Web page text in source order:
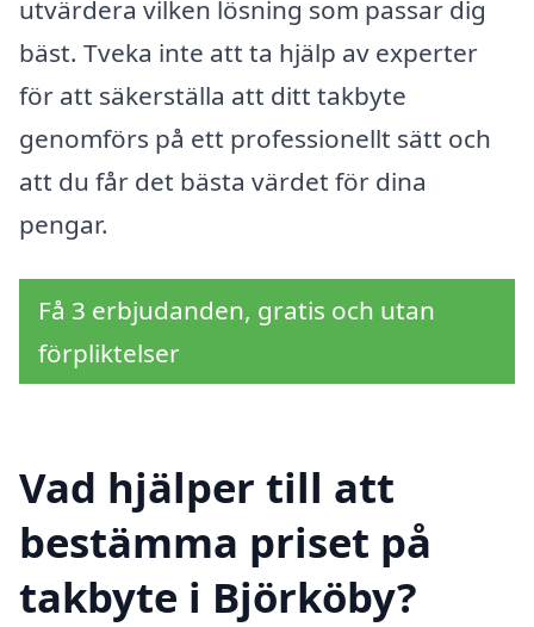
utvärdera vilken lösning som passar dig
bäst. Tveka inte att ta hjälp av experter
för att säkerställa att ditt takbyte
genomförs på ett professionellt sätt och
att du får det bästa värdet för dina
pengar.
Få 3 erbjudanden, gratis och utan
förpliktelser
Vad hjälper till att
bestämma priset på
takbyte i Björköby?